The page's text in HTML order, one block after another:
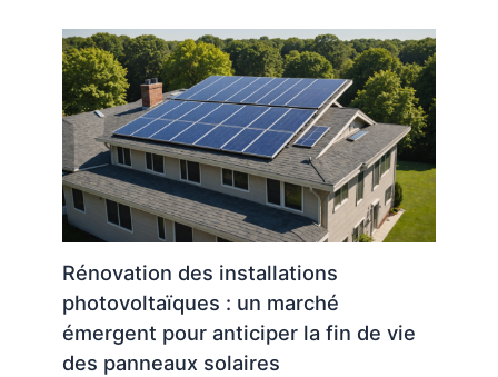
Rénovation des installations
photovoltaïques : un marché
émergent pour anticiper la fin de vie
des panneaux solaires